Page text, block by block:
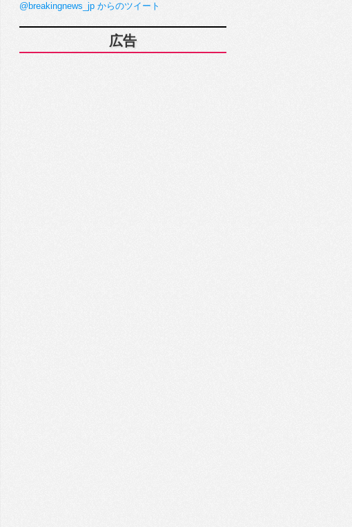
@breakingnews_jp からのツイート
広告